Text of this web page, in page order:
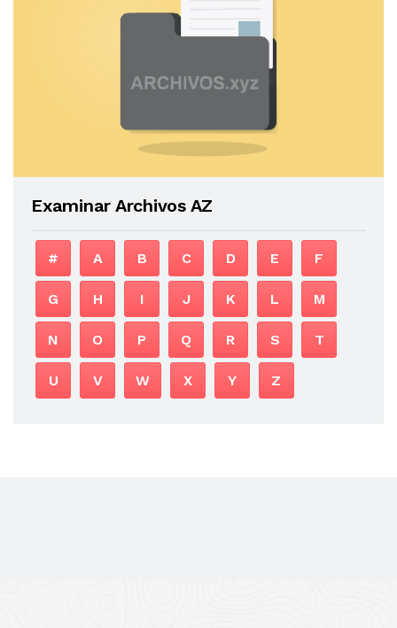
Examinar Archivos AZ
# A B C D E F
G H I J K L M
N O P Q R S T
U V W X Y Z